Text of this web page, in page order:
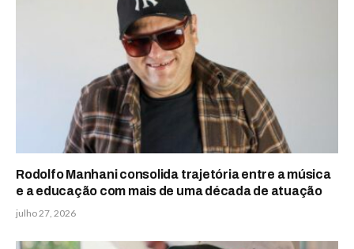
Rodolfo Manhani consolida trajetória entre a música
e a educação com mais de uma década de atuação
julho 27, 2026